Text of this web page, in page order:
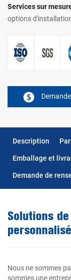
Services sur
options
Description
Emballage et
Demande de
Solutions
Nous ne sommes
sommes une